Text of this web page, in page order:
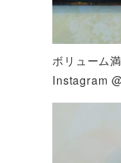
ボリューム
Instagram